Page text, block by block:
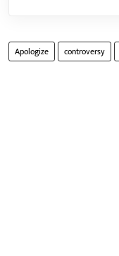
Apologize controversy